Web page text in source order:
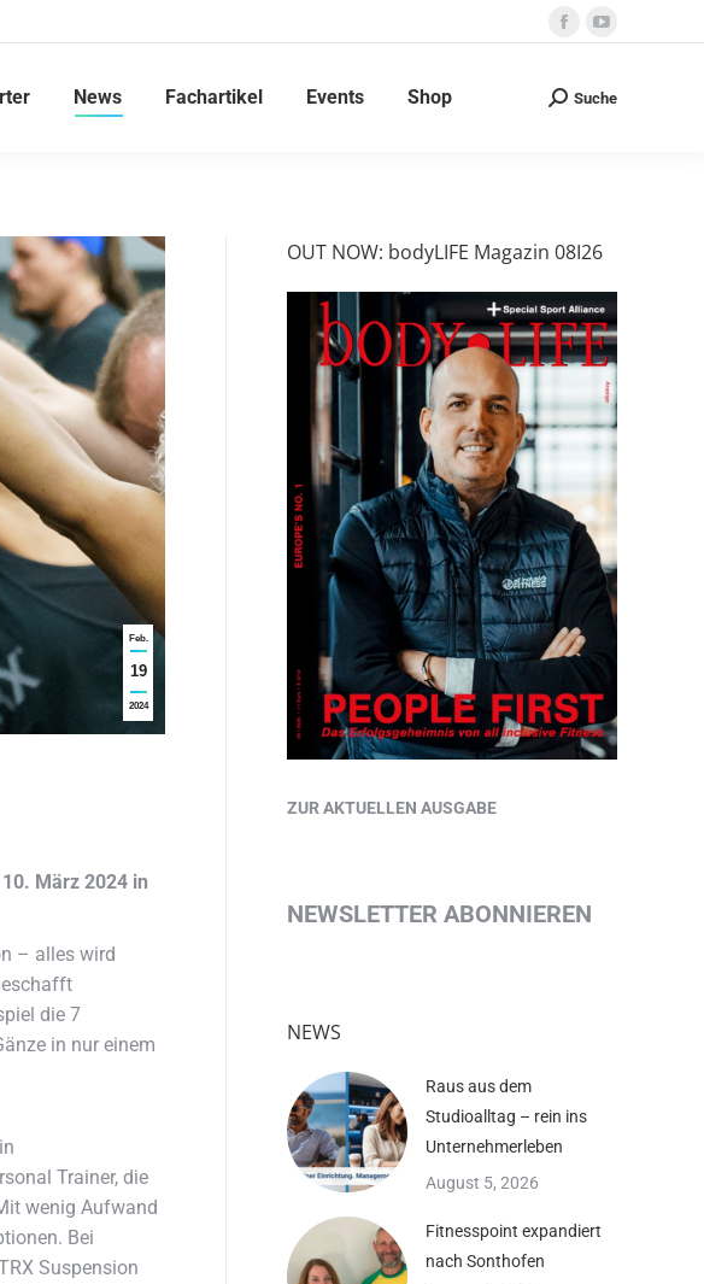
Facebook
opens
YouTube
opens
News Fachartikel Events Shop Search:
Suche
Feb.
19
2024
März 2024 in
– alles wird
die 7
in nur einem
Trainer, die
wenig Aufwand
Bei
Suspension
OUT NOW: bodyLIFE Magazin 08I26
ZUR AKTUELLEN AUSGABE
NEWSLETTER ABONNIEREN
NEWS
Raus aus dem
Studioalltag – rein ins
Unternehmerleben
August 5, 2026
Fitnesspoint expandiert
nach Sonthofen